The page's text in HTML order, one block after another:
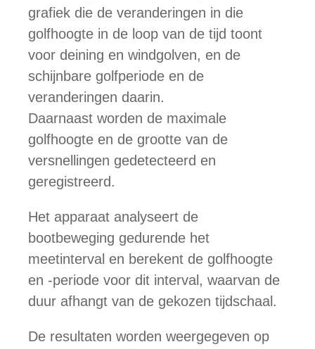
grafiek die de veranderingen in die
golfhoogte in de loop van de tijd toont
voor deining en windgolven, en de
schijnbare golfperiode en de
veranderingen daarin.
Daarnaast worden de maximale
golfhoogte en de grootte van de
versnellingen gedetecteerd en
geregistreerd.
Het apparaat analyseert de
bootbeweging gedurende het
meetinterval en berekent de golfhoogte
en -periode voor dit interval, waarvan de
duur afhangt van de gekozen tijdschaal.
De resultaten worden weergegeven op